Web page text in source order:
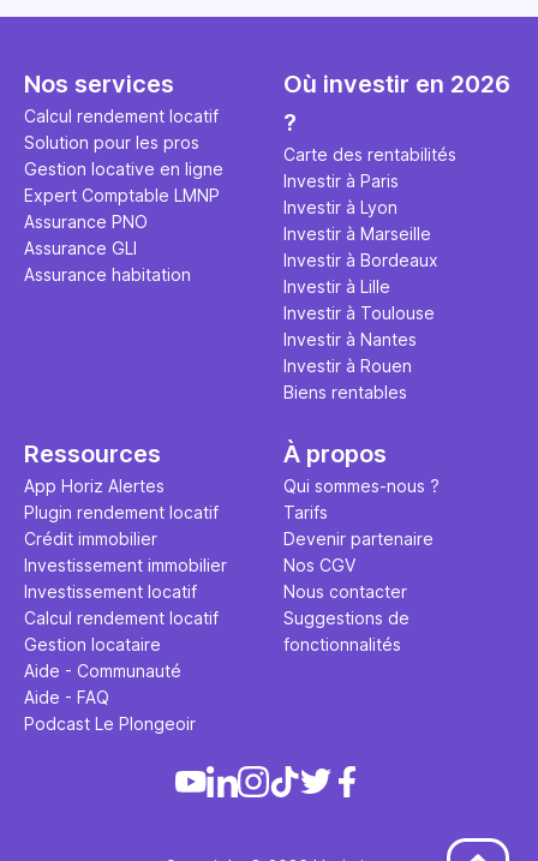
Cependant, il est crucial de
notamment la TVA, afin
la TVA est généralisé pour les
saisonnière dans certaines
cet article.
dimension
complet !
Nos services
Calcul rendement locatif
Solution pour les pros
Gestion locative en ligne
Expert Comptable LMNP
Assurance PNO
Assurance GLI
Assurance habitation
Où investir en 2026
?
Carte des rentabilités
Investir à Paris
Investir à Lyon
Investir à Marseille
Investir à Bordeaux
Investir à Lille
Investir à Toulouse
Investir à Nantes
Investir à Rouen
Biens rentables
Ressources
App Horiz Alertes
Plugin rendement locatif
Crédit immobilier
Investissement immobilier
Investissement locatif
Calcul rendement locatif
Gestion locataire
Aide - Communauté
Aide - FAQ
Podcast Le Plongeoir
À propos
Qui sommes-nous ?
Tarifs
Devenir partenaire
Nos CGV
Nous contacter
Suggestions de
fonctionnalités